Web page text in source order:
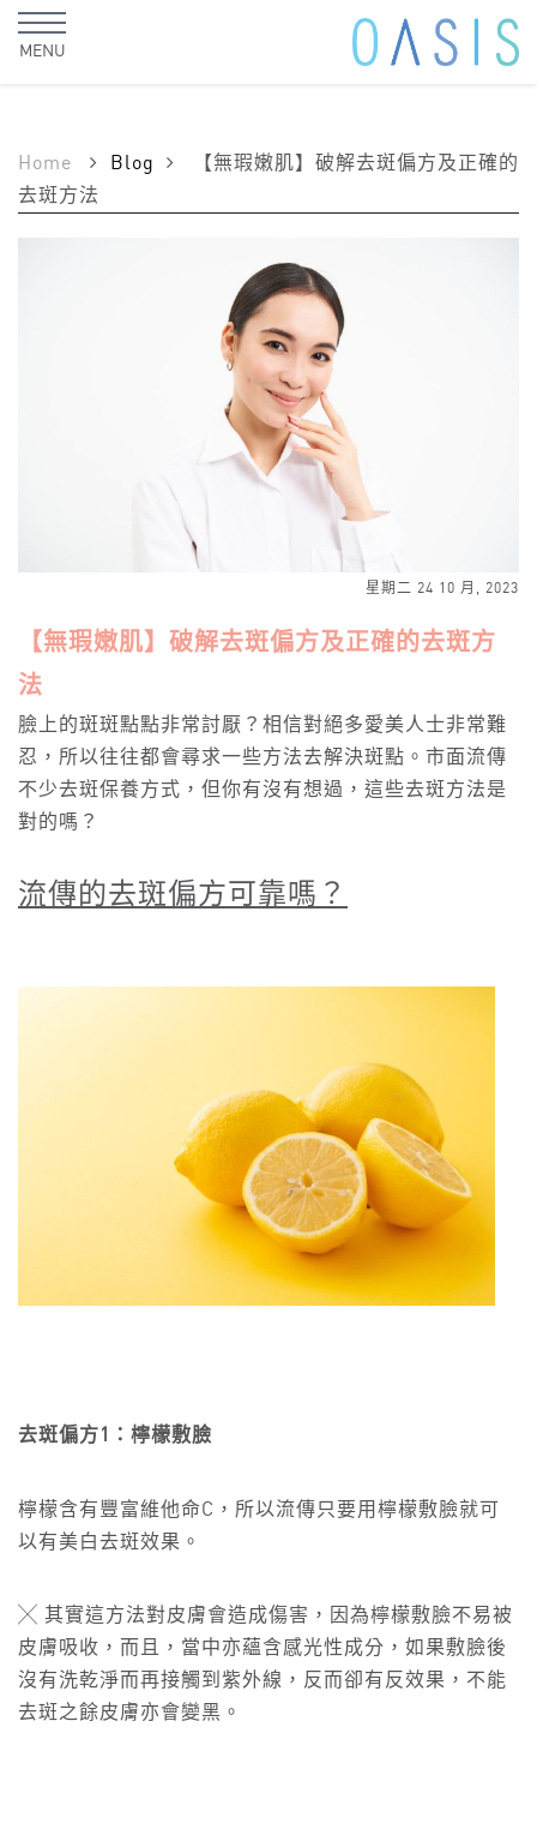
MENU
Home Blog
【無瑕嫩肌】破解去斑偏方及正確的
去斑方法
星期二 24 10 月, 2023
【無瑕嫩肌】破解去斑偏方及正確的去斑方
法
臉上的斑斑點點非常討厭？相信對絕多愛美人士非常難
忍，所以往往都會尋求一些方法去解決斑點。市面流傳
不少去斑保養方式，但你有沒有想過，這些去斑方法是
對的嗎？
流傳的去斑偏方可靠嗎？
去斑偏方1：檸檬敷臉
檸檬含有豐富維他命C，所以流傳只要用檸檬敷臉就可
以有美白去斑效果。
╳ 其實這方法對皮膚會造成傷害，因為檸檬敷臉不易被
皮膚吸收，而且，當中亦蘊含感光性成分，如果敷臉後
沒有洗乾淨而再接觸到紫外線，反而卻有反效果，不能
去斑之餘皮膚亦會變黑。